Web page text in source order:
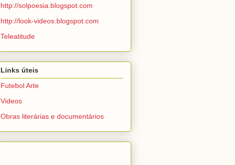
http://solpoesia.blogspot.com
http://look-videos.blogspot.com
Teleatitude
Links úteis
Futebol Arte
Videos
Obras literárias e documentários